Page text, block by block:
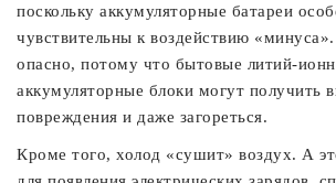
поскольку аккумуляторные батареи
чувствительны к воздействию
опасно, потому что бытовые литий-
аккумуляторные блоки могут получить
повреждения и даже загореться.
Кроме того, холод «сушит» воздух. А